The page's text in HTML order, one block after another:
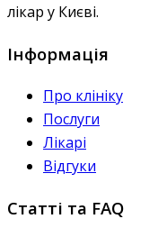
лікар у Києві.
Інформація
Про клініку
Послуги
Лікарі
Відгуки
Статті та FAQ